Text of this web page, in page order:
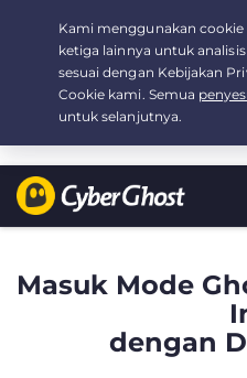
Your choice: The Best Dealfor
/
Masuk Mode
dengan